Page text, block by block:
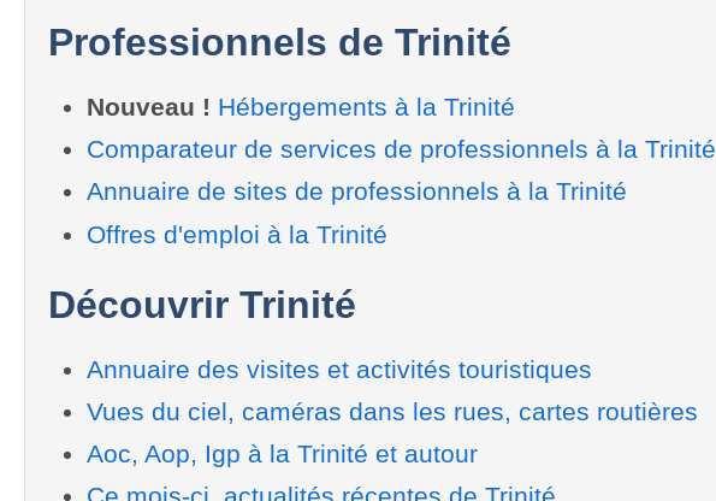
Professionnels de Trinité
Nouveau ! Hébergements à la Trinité
Comparateur de services de professionnels à la Trinité
Annuaire de sites de professionnels à la Trinité
Offres d'emploi à la Trinité
Découvrir Trinité
Annuaire des visites et activités touristiques
Vues du ciel, caméras dans les rues, cartes routières
Aoc, Aop, Igp à la Trinité et autour